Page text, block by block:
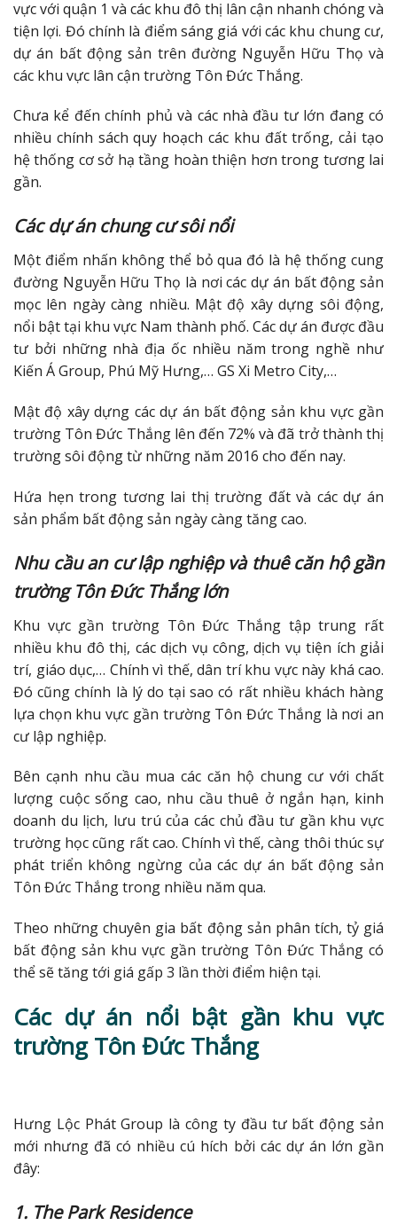
vực với quận 1 và các khu đô thị lân cận nhanh chóng và
tiện lợi. Đó chính là điểm sáng giá với các khu chung cư,
dự án bất động sản trên đường Nguyễn Hữu Thọ và
các khu vực lân cận trường Tôn Đức Thắng.
Chưa kể đến chính phủ và các nhà đầu tư lớn đang có
nhiều chính sách quy hoạch các khu đất trống, cải tạo
hệ thống cơ sở hạ tầng hoàn thiện hơn trong tương lai
gần.
Các dự án chung cư sôi nổi
Một điểm nhấn không thể bỏ qua đó là hệ thống cung
đường Nguyễn Hữu Thọ là nơi các dự án bất động sản
mọc lên ngày càng nhiều. Mật độ xây dựng sôi động,
nổi bật tại khu vực Nam thành phố. Các dự án được đầu
tư bởi những nhà địa ốc nhiều năm trong nghề như
Kiến Á Group, Phú Mỹ Hưng,… GS Xi Metro City,…
Mật độ xây dựng các dự án bất động sản khu vực gần
trường Tôn Đức Thắng lên đến 72% và đã trở thành thị
trường sôi động từ những năm 2016 cho đến nay.
Hứa hẹn trong tương lai thị trường đất và các dự án
sản phẩm bất động sản ngày càng tăng cao.
Nhu cầu an cư lập nghiệp và thuê căn hộ gần
trường Tôn Đức Thắng lớn
Khu vực gần trường Tôn Đức Thắng tập trung rất
nhiều khu đô thị, các dịch vụ công, dịch vụ tiện ích giải
trí, giáo dục,… Chính vì thế, dân trí khu vực này khá cao.
Đó cũng chính là lý do tại sao có rất nhiều khách hàng
lựa chọn khu vực gần trường Tôn Đức Thắng là nơi an
cư lập nghiệp.
Bên cạnh nhu cầu mua các căn hộ chung cư với chất
lượng cuộc sống cao, nhu cầu thuê ở ngắn hạn, kinh
doanh du lịch, lưu trú của các chủ đầu tư gần khu vực
trường học cũng rất cao. Chính vì thế, càng thôi thúc sự
phát triển không ngừng của các dự án bất động sản
Tôn Đức Thắng trong nhiều năm qua.
Theo những chuyên gia bất động sản phân tích, tỷ giá
bất động sản khu vực gần trường Tôn Đức Thắng có
thể sẽ tăng tới giá gấp 3 lần thời điểm hiện tại.
Các dự án nổi bật gần khu vực
trường Tôn Đức Thắng
Hưng Lộc Phát Group là công ty đầu tư bất động sản
mới nhưng đã có nhiều cú hích bởi các dự án lớn gần
đây:
1. The Park Residence